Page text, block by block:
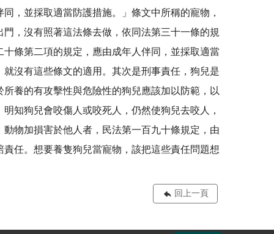
，並採取適當防護措施。」條文中所稱的寵物，
，沒有照著這法條去做，依同法第三十一條的規
條第二項的規定，應由成年人伴同，並採取適當
沒有這些條文的適用。其次是刑事責任，狗兒是
養的有攻擊性與危險性的狗兒應該加以防範，以
知狗兒會咬傷人或咬死人，仍然使狗兒去咬人，
物加損害於他人者，民法第一百九十條規定，由
任。想要養隻狗兒當寵物，該把這些責任問題想
回上一頁